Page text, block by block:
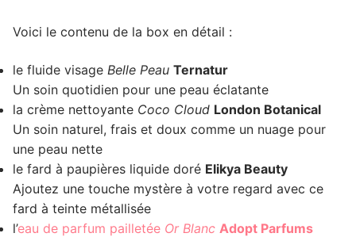
Voici le contenu de la box en détail :
le fluide visage Belle Peau Ternatur
Un soin quotidien pour une peau éclatante
la crème nettoyante Coco Cloud London Botanical
Un soin naturel, frais et doux comme un nuage pour
une peau nette
le fard à paupières liquide doré Elikya Beauty
Ajoutez une touche mystère à votre regard avec ce
fard à teinte métallisée
l’eau de parfum pailletée Or Blanc Adopt Parfums